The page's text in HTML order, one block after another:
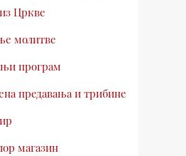
Цркве
молитве
програм
предавања и трибине
магазин